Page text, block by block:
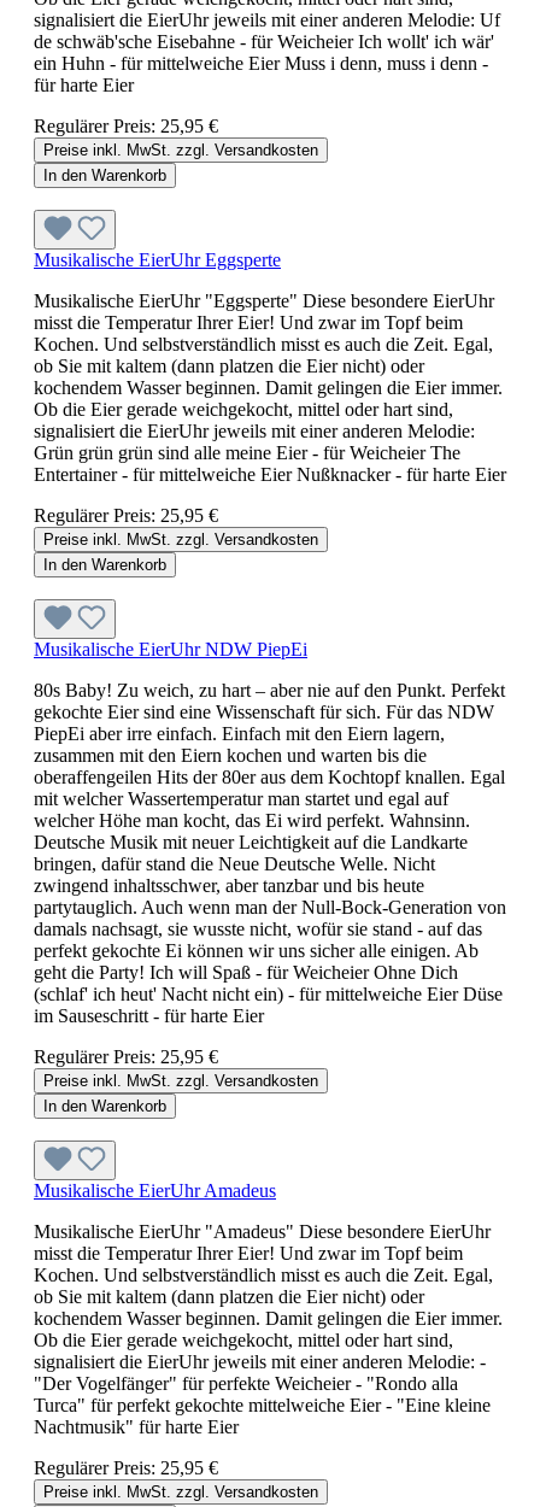
signalisiert die EierUhr jeweils mit einer anderen Melodie: Uf
de schwäb'sche Eisebahne - für Weicheier Ich wollt' ich wär'
ein Huhn - für mittelweiche Eier Muss i denn, muss i denn -
für harte Eier
Regulärer Preis: 25,95 €
Preise inkl. MwSt. zzgl. Versandkosten
In den Warenkorb
Musikalische EierUhr Eggsperte
Musikalische EierUhr "Eggsperte" Diese besondere EierUhr
misst die Temperatur Ihrer Eier! Und zwar im Topf beim
Kochen. Und selbstverständlich misst es auch die Zeit. Egal,
ob Sie mit kaltem (dann platzen die Eier nicht) oder
kochendem Wasser beginnen. Damit gelingen die Eier immer.
Ob die Eier gerade weichgekocht, mittel oder hart sind,
signalisiert die EierUhr jeweils mit einer anderen Melodie:
Grün grün grün sind alle meine Eier - für Weicheier The
Entertainer - für mittelweiche Eier Nußknacker - für harte Eier
Regulärer Preis: 25,95 €
Preise inkl. MwSt. zzgl. Versandkosten
In den Warenkorb
Musikalische EierUhr NDW PiepEi
80s Baby! Zu weich, zu hart – aber nie auf den Punkt. Perfekt
gekochte Eier sind eine Wissenschaft für sich. Für das NDW
PiepEi aber irre einfach. Einfach mit den Eiern lagern,
zusammen mit den Eiern kochen und warten bis die
oberaffengeilen Hits der 80er aus dem Kochtopf knallen. Egal
mit welcher Wassertemperatur man startet und egal auf
welcher Höhe man kocht, das Ei wird perfekt. Wahnsinn.
Deutsche Musik mit neuer Leichtigkeit auf die Landkarte
bringen, dafür stand die Neue Deutsche Welle. Nicht
zwingend inhaltsschwer, aber tanzbar und bis heute
partytauglich. Auch wenn man der Null-Bock-Generation von
damals nachsagt, sie wusste nicht, wofür sie stand - auf das
perfekt gekochte Ei können wir uns sicher alle einigen. Ab
geht die Party! Ich will Spaß - für Weicheier Ohne Dich
(schlaf' ich heut' Nacht nicht ein) - für mittelweiche Eier Düse
im Sauseschritt - für harte Eier
Regulärer Preis: 25,95 €
Preise inkl. MwSt. zzgl. Versandkosten
In den Warenkorb
Musikalische EierUhr Amadeus
Musikalische EierUhr "Amadeus" Diese besondere EierUhr
misst die Temperatur Ihrer Eier! Und zwar im Topf beim
Kochen. Und selbstverständlich misst es auch die Zeit. Egal,
ob Sie mit kaltem (dann platzen die Eier nicht) oder
kochendem Wasser beginnen. Damit gelingen die Eier immer.
Ob die Eier gerade weichgekocht, mittel oder hart sind,
signalisiert die EierUhr jeweils mit einer anderen Melodie: -
"Der Vogelfänger" für perfekte Weicheier - "Rondo alla
Turca" für perfekt gekochte mittelweiche Eier - "Eine kleine
Nachtmusik" für harte Eier
Regulärer Preis: 25,95 €
Preise inkl. MwSt. zzgl. Versandkosten